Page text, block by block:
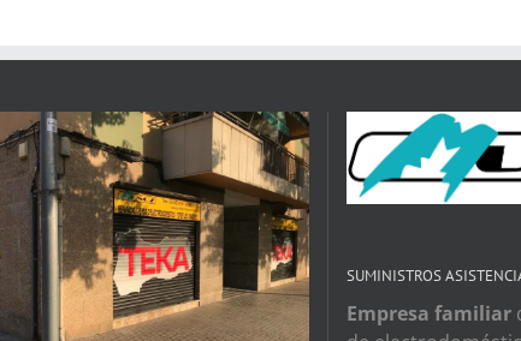
SUMINISTROS
Empresa familiar